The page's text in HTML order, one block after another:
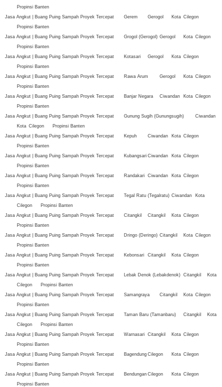
Propinsi Banten
Jasa Angkut | Buang Puing Sampah Proyek Tercepat
Gerem Gerogol Kota Cilegon
Propinsi Banten
Jasa Angkut | Buang Puing Sampah Proyek Tercepat
Grogol (Gerogol) Gerogol Kota Cilegon
Propinsi Banten
Jasa Angkut | Buang Puing Sampah Proyek Tercepat
Kotasari Gerogol Kota Cilegon
Propinsi Banten
Jasa Angkut | Buang Puing Sampah Proyek Tercepat
Rawa Arum Gerogol Kota Cilegon
Propinsi Banten
Jasa Angkut | Buang Puing Sampah Proyek Tercepat
Banjar Negara Ciwandan Kota Cilegon
Propinsi Banten
Jasa Angkut | Buang Puing Sampah Proyek Tercepat
Gunung Sugih (Gunungsugih)
Ciwandan
Kota Cilegon
Propinsi Banten
Jasa Angkut | Buang Puing Sampah Proyek Tercepat
Kepuh Ciwandan Kota Cilegon
Propinsi Banten
Jasa Angkut | Buang Puing Sampah Proyek Tercepat
Kubangsari Ciwandan Kota Cilegon
Propinsi Banten
Jasa Angkut | Buang Puing Sampah Proyek Tercepat
Randakari Ciwandan Kota Cilegon
Propinsi Banten
Jasa Angkut | Buang Puing Sampah Proyek Tercepat
Tegal Ratu (Tegalratu) Ciwandan
Kota
Cilegon
Propinsi Banten
Jasa Angkut | Buang Puing Sampah Proyek Tercepat
Citangkil Citangkil Kota Cilegon
Propinsi Banten
Jasa Angkut | Buang Puing Sampah Proyek Tercepat
Dringo (Deringo) Citangkil Kota Cilegon
Propinsi Banten
Jasa Angkut | Buang Puing Sampah Proyek Tercepat
Kebonsari Citangkil Kota Cilegon
Propinsi Banten
Jasa Angkut | Buang Puing Sampah Proyek Tercepat
Lebak Denok (Lebakdenok) Citangkil
Kota
Cilegon
Propinsi Banten
Jasa Angkut | Buang Puing Sampah Proyek Tercepat
Samangraya Citangkil Kota Cilegon
Propinsi Banten
Jasa Angkut | Buang Puing Sampah Proyek Tercepat
Taman Baru (Tamanbaru) Citangkil
Kota
Cilegon
Propinsi Banten
Jasa Angkut | Buang Puing Sampah Proyek Tercepat
Warnasari Citangkil Kota Cilegon
Propinsi Banten
Jasa Angkut | Buang Puing Sampah Proyek Tercepat
Bagendung Cilegon Kota Cilegon
Propinsi Banten
Jasa Angkut | Buang Puing Sampah Proyek Tercepat
Bendungan Cilegon Kota Cilegon
Propinsi Banten